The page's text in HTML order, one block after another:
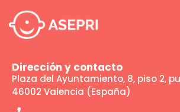
Dirección y contacto
Plaza del Ayuntamiento, 8, piso 2,
46002 Valencia (España)